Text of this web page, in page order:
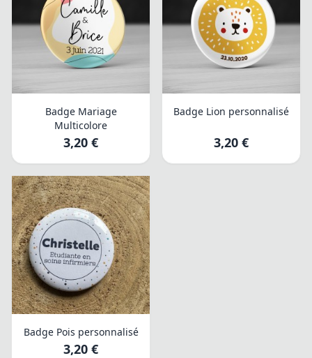
Badge Mariage
Multicolore
3,20 €
Badge Lion personnalisé
3,20 €
Badge Pois personnalisé
3,20 €